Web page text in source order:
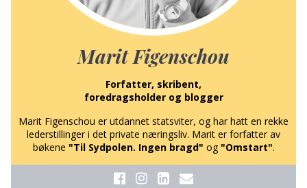
Marit Figenschou
Forfatter, skribent,
foredragsholder og blogger
Marit Figenschou er utdannet statsviter, og har hatt en rekke
lederstillinger i det private næringsliv. Marit er forfatter av
bøkene "Til Sydpolen. Ingen bragd" og "Omstart".